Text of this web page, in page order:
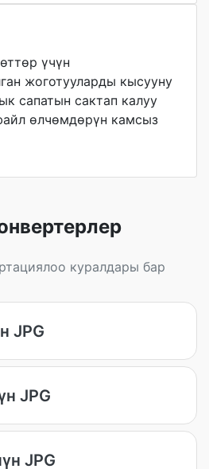
үчүн
жоготууларды кысууну
сапатын сактап калуу
өлчөмдөрүн камсыз
куралдары бар
JPG
JPG
JPG